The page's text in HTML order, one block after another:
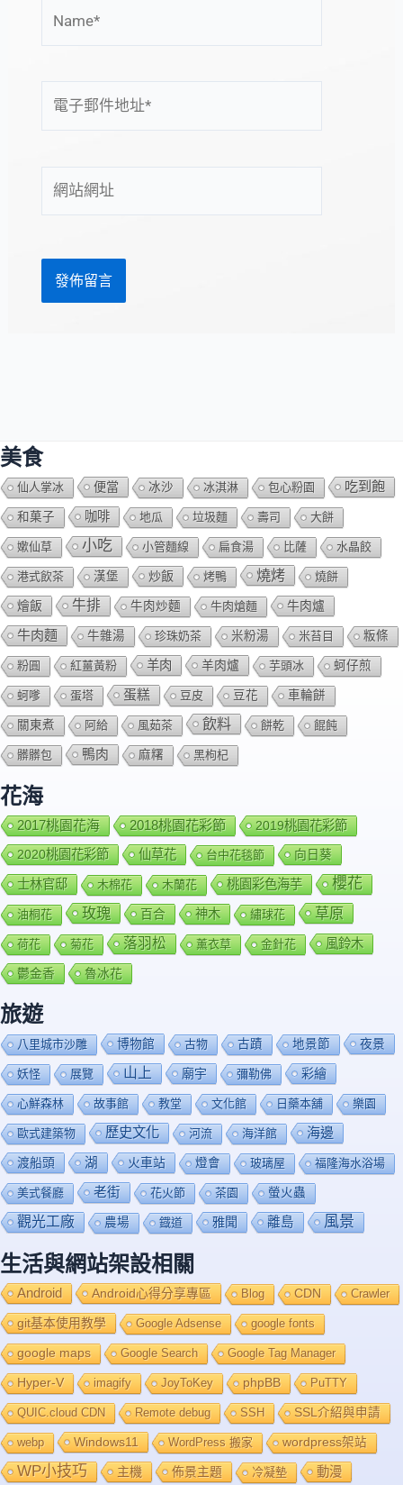
子
地
站
美食
仙人掌冰 便當 冰沙 冰淇淋 包心粉園 吃到飽
和菓子 咖啡 地瓜 垃圾麵 壽司 大餅
嫰仙草 小吃 小管麵線 扁食湯 比薩 水晶餃
港式飲茶 漢堡 炒飯 烤鴨 燒烤 燒餅
燴飯 牛排 牛肉炒麵 牛肉熗麵 牛肉爐
牛肉麵 牛雜湯 珍珠奶茶 米粉湯 米苔目 粄條
粉圓 紅薑黃粉 羊肉 羊肉爐 芋頭冰 蚵仔煎
蚵嗲 蛋塔 蛋糕 豆皮 豆花 車輪餅
關東煮 阿給 風茹茶 飲料 餅乾 餛飩
髒髒包 鴨肉 麻糬 黑枸杞
花海
2017桃園花海 2018桃園花彩節
2019桃園花彩節
2020桃園花彩節
仙草花 台中花毯節 向日葵
士林官邸 木棉花 木蘭花 桃園彩色海芋 櫻花
油桐花 玫瑰 百合 神木 繡球花 草原
荷花 菊花 落羽松 薰衣草 金針花 風鈴木
鬱金香 魯冰花
旅遊
八里城市沙雕 博物館 古物 古蹟 地景節 夜景
妖怪 展覽 山上 廟宇 彌勒佛 彩繪
心鮮森林 故事館 教堂 文化館 日藥本舖 樂園
歐式建築物 歷史文化 河流 海洋館 海邊
渡船頭 湖 火車站 燈會 玻璃屋 福隆海水浴場
美式餐廳 老街 花火節 茶園 螢火蟲
觀光工廠 農場 鐡道 雅聞 離島 風景
生活與網站架設相關
Android Android心得分享專區 Blog CDN Crawler
git基本使用教學 Google Adsense google fonts
google maps Google Search Google Tag Manager
Hyper-V imagify JoyToKey phpBB PuTTY
QUIC.cloud CDN Remote debug SSH SSL介紹與申請
webp Windows11 WordPress 搬家 wordpress架站
WP小技巧 主機 佈景主題 冷凝墊 動漫